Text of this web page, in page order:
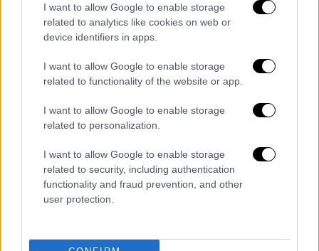
I want to allow Google to enable storage
related to analytics like cookies on web or
device identifiers in apps.
I want to allow Google to enable storage
related to functionality of the website or app.
I want to allow Google to enable storage
related to personalization.
I want to allow Google to enable storage
related to security, including authentication
functionality and fraud prevention, and other
user protection.
«Τίθεται εν αμφιβόλω η δομική ακεραιότητα
του φορέα», αναφέρει η πρόσκληση για την